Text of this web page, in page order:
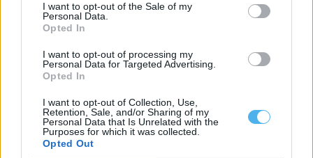
I want to opt-out of the Sale of my
Personal Data.
Opted In
I want to opt-out of processing my
Personal Data for Targeted Advertising.
Opted In
I want to opt-out of Collection, Use,
Retention, Sale, and/or Sharing of my
Personal Data that Is Unrelated with the
Purposes for which it was collected.
Opted Out
Parâmetro microbiológico obriga ao encerramento da piscina
de Viana do Alentejo